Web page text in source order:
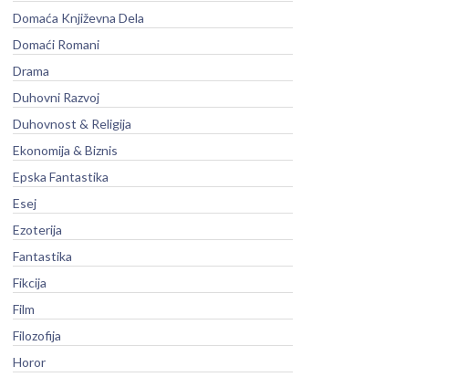
Domaća Književna Dela
Domaći Romani
Drama
Duhovni Razvoj
Duhovnost & Religija
Ekonomija & Biznis
Epska Fantastika
Esej
Ezoterija
Fantastika
Fikcija
Film
Filozofija
Horor